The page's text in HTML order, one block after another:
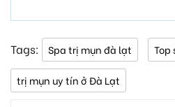
Tags: Spa trị mụn đà lạt Top
trị mụn uy tín ở Đà Lạt